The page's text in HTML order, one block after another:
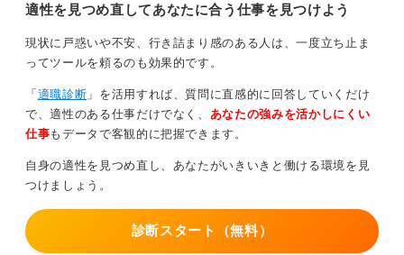
せません。
自分を具体化して夢を確実なものにしよう！
面接では何をしたかという実績の派手さではなく、な
ぜ、どう取り組んだかというプロセスが問われると案内
してきました。小さな経験でも、自ら目的意識を持って
また、リスクヘッジとして民間企業を併願し、選考の場
結します。公務員になることを目的にせず、その先の働
適性を見つめ直してあなたに合う仕事を見つけよう
現状に戸惑いや不安、行き詰まり感のある人は、一度立ち止ま
ってツールを頼るのも効果的です。
「 適職診断 」を活用すれば、質問に直感的に回答していくだけ
で、適性のある仕事だけでなく、 あなたの強みを活かしにくい
仕事もデータで客観的に把握できます。
自身の適性を見つめ直し、あなたがいきいきと働ける環境を見
つけましょう。
診断スタート（無料）